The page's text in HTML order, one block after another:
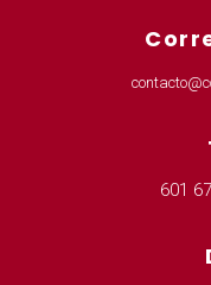
601